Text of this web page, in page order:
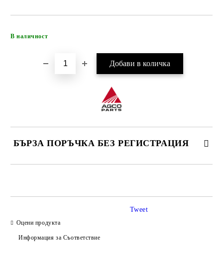
В наличност
БЪРЗА ПОРЪЧКА БЕЗ РЕГИСТРАЦИЯ
Оцени продукта
Информация за Съответствие
Tweet